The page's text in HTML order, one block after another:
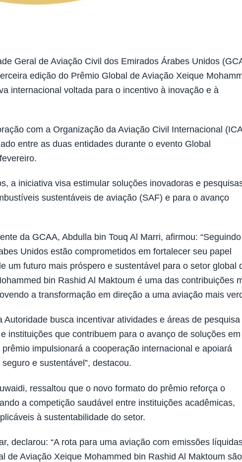
Geral de Aviação Civil dos Emirados Árabes Unidos
edição do Prêmio Global de Aviação Xeique
internacional voltada para o incentivo à inovação e à
com a Organização da Aviação Civil Internacional
entre as duas entidades durante o evento Global
a iniciativa visa estimular soluções inovadoras e
sustentáveis de aviação (SAF) e para o avanço
da GCAA, Abdulla bin Touq Al Marri, afirmou:
Unidos estão comprometidos em fortalecer seu papel
um futuro mais próspero e sustentável para o setor global
bin Rashid Al Maktoum é uma das contribuições
a transformação em direção a uma aviação mais
busca incentivar atividades e áreas de pesquisa
instituições que contribuem para o avanço de soluções em
impulsionará a cooperação internacional e apoiará
e sustentável”, destacou.
ressaltou que o novo formato do prêmio reforça o
a competição saudável entre instituições acadêmicas,
à sustentabilidade do setor.
declarou: “A rota para uma aviação com emissões
de Aviação Xeique Mohammed bin Rashid Al Maktoum são